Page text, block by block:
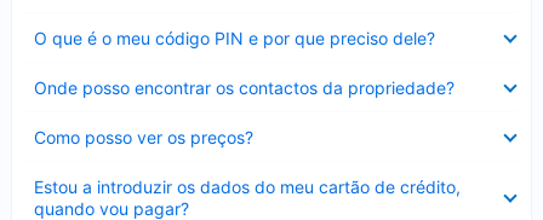
O que é o meu código PIN e por que preciso dele?
fechado
Onde posso encontrar os contactos da propriedade?
fechado
Como posso ver os preços?
fechado
Estou a introduzir os dados do meu cartão de crédito,
quando vou pagar?
fechado